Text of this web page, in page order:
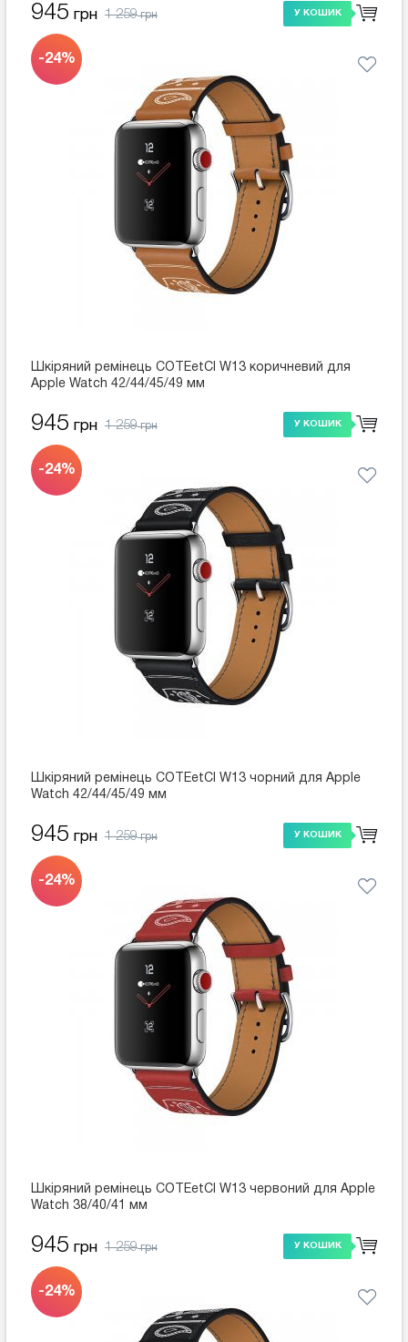
945 грн 1 259грн У КОШИК
-24%
Шкіряний ремінець COTEetCI W13 коричневий для
Apple Watch 42/44/45/49 мм
945 грн 1 259грн У КОШИК
-24%
Шкіряний ремінець COTEetCI W13 чорний для Apple
Watch 42/44/45/49 мм
945 грн 1 259грн У КОШИК
-24%
Шкіряний ремінець COTEetCI W13 червоний для Apple
Watch 38/40/41 мм
945 грн 1 259грн У КОШИК
-24%